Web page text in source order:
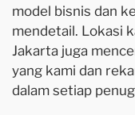
model bisnis dan
mendetail. Lokasi
Jakarta juga
yang kami dan
dalam setiap